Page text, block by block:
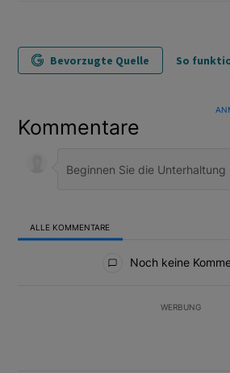
Bevorzugte Quelle So
Kommentare
ALLE KOMMENTARE
Noch keine
WERBUNG